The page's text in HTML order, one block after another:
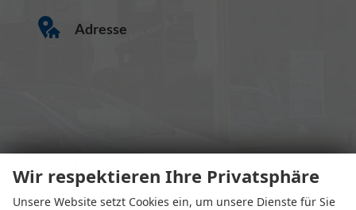
Adresse
83278 Traunstein
Wir respektieren Ihre Privatsphäre
Unsere Website setzt Cookies ein, um unsere Dienste für Sie